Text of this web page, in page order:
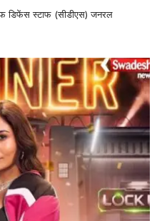
डिफेंस स्टाफ (सीडीएस) जनरल